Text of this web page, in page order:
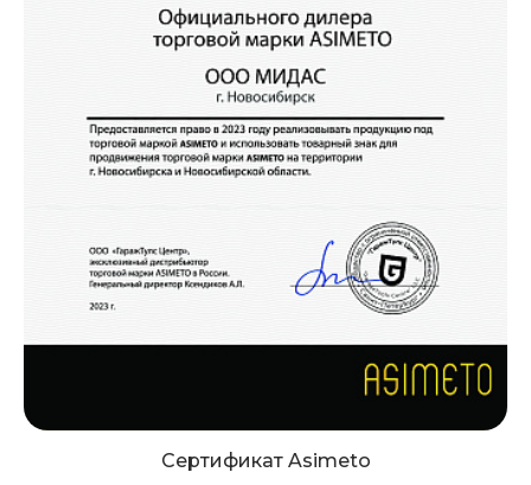
Сертификат Asimeto